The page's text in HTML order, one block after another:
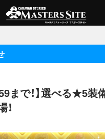
まで！】選べる★5装